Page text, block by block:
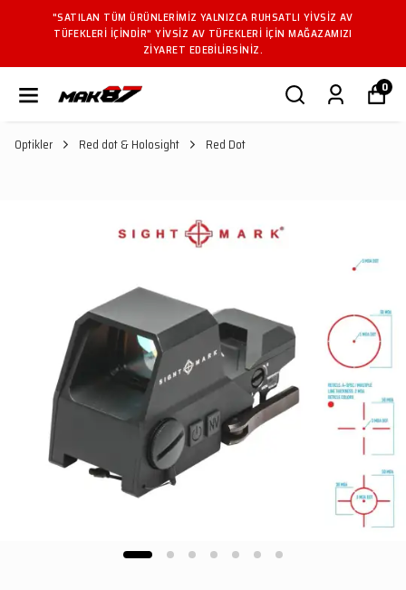
"SATILAN TÜM ÜRÜNLERIMIZ YALNIZCA RUHSATLI YIVSIZ AV
TÜFEKLERI IÇINDIR" YIVSIZ AV TÜFEKLERI IÇIN MAĞAZAMIZI
ZIYARET EDEBILIRSINIZ.
0
Optikler Red dot & Holosight Red Dot